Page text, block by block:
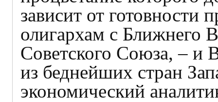
зависит от готовности
олигархам с Ближнего
Советского Союза, – и
из беднейших стран
экономический